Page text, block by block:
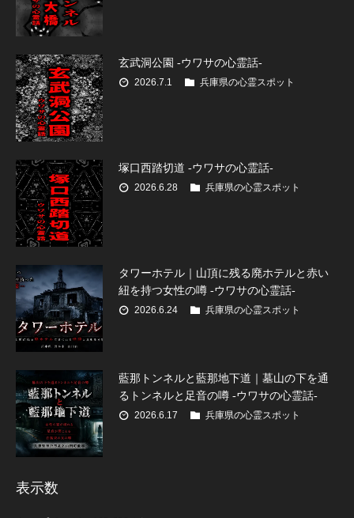
玄武洞公園 -ウワサの心霊話-
2026.7.1 兵庫県の心霊スポット
塚口西踏切道 -ウワサの心霊話-
2026.6.28 兵庫県の心霊スポット
タワーホテル｜山頂に残る廃ホテルと赤い
紐を持つ女性の噂 -ウワサの心霊話-
2026.6.24 兵庫県の心霊スポット
藍那トンネルと藍那地下道｜墓山の下を通
るトンネルと足音の噂 -ウワサの心霊話-
2026.6.17 兵庫県の心霊スポット
表示数